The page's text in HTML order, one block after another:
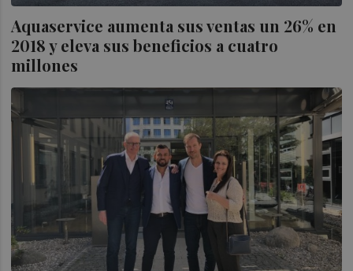
Aquaservice aumenta sus ventas un 26% en
2018 y eleva sus beneficios a cuatro
millones